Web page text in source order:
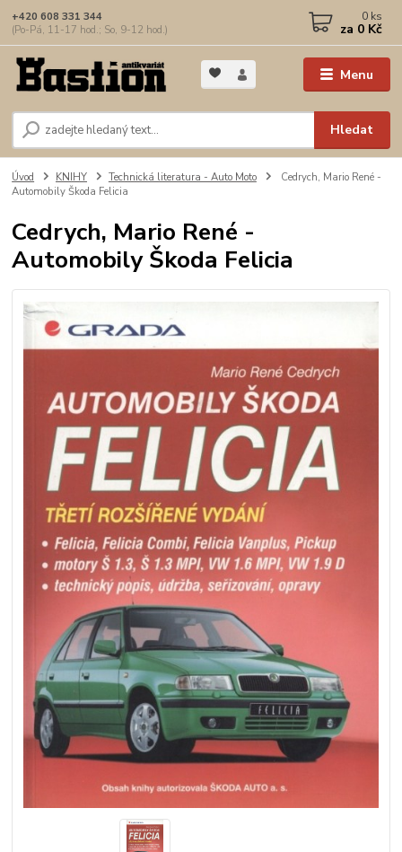
Menu
Hledat
+420 608 331 344
(Po-Pá, 11-17 hod.; So, 9-12 hod.)
0 ks
za 0 Kč
Úvod KNIHY Technická literatura - Auto Moto
Cedrych, Mario René -
Automobily Škoda Felicia
Cedrych, Mario René -
Automobily Škoda Felicia